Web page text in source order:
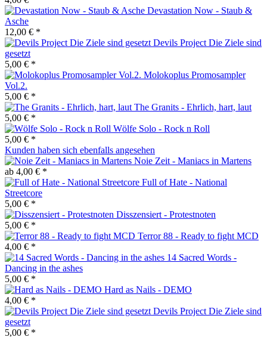
Devastation Now - Staub &
Asche
12,00 € *
Devils Project Die Ziele sind
gesetzt
5,00 € *
Molokoplus Promosampler
Vol.2.
5,00 € *
The Granits - Ehrlich, hart, laut
5,00 € *
Wölfe Solo - Rock n Roll
5,00 € *
Kunden haben sich ebenfalls angesehen
Noie Zeit - Maniacs in Martens
ab 4,00 € *
Full of Hate - National
Streetcore
5,00 € *
Disszensiert - Protestnoten
5,00 € *
Terror 88 - Ready to fight MCD
4,00 € *
14 Sacred Words -
Dancing in the ashes
5,00 € *
Hard as Nails - DEMO
4,00 € *
Devils Project Die Ziele sind
gesetzt
5,00 € *